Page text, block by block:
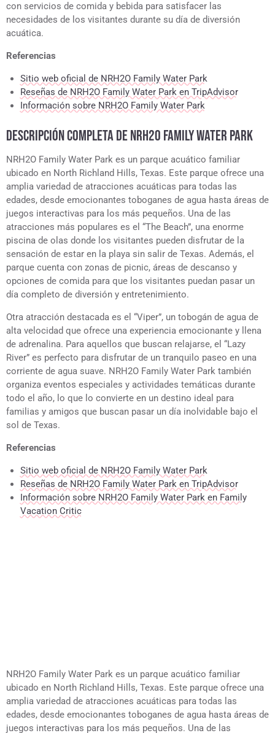
con servicios de comida y bebida para satisfacer las
necesidades de los visitantes durante su día de diversión
acuática.
Referencias
Sitio web oficial de NRH2O Family Water Park
Reseñas de NRH2O Family Water Park en TripAdvisor
Información sobre NRH2O Family Water Park
DESCRIPCIÓN COMPLETA DE NRH2O FAMILY WATER PARK
NRH2O Family Water Park es un parque acuático familiar
ubicado en North Richland Hills, Texas. Este parque ofrece una
amplia variedad de atracciones acuáticas para todas las
edades, desde emocionantes toboganes de agua hasta áreas de
juegos interactivas para los más pequeños. Una de las
atracciones más populares es el “The Beach”, una enorme
piscina de olas donde los visitantes pueden disfrutar de la
sensación de estar en la playa sin salir de Texas. Además, el
parque cuenta con zonas de picnic, áreas de descanso y
opciones de comida para que los visitantes puedan pasar un
día completo de diversión y entretenimiento.
Otra atracción destacada es el “Viper”, un tobogán de agua de
alta velocidad que ofrece una experiencia emocionante y llena
de adrenalina. Para aquellos que buscan relajarse, el “Lazy
River” es perfecto para disfrutar de un tranquilo paseo en una
corriente de agua suave. NRH2O Family Water Park también
organiza eventos especiales y actividades temáticas durante
todo el año, lo que lo convierte en un destino ideal para
familias y amigos que buscan pasar un día inolvidable bajo el
sol de Texas.
Referencias
Sitio web oficial de NRH2O Family Water Park
Reseñas de NRH2O Family Water Park en TripAdvisor
Información sobre NRH2O Family Water Park en Family
Vacation Critic
NRH2O Family Water Park es un parque acuático familiar
ubicado en North Richland Hills, Texas. Este parque ofrece una
amplia variedad de atracciones acuáticas para todas las
edades, desde emocionantes toboganes de agua hasta áreas de
juegos interactivas para los más pequeños. Una de las